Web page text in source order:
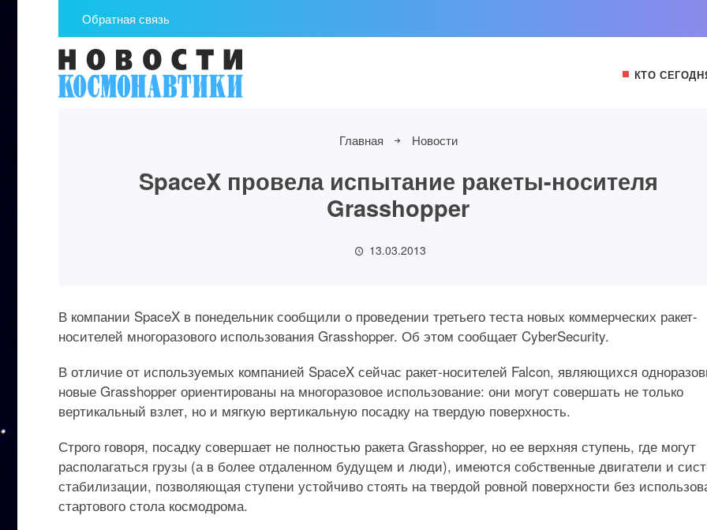
Обратная связь
КТО
Главная Новости
SpaceX провела испытание ракеты-носителя
Grasshopper
13.03.2013
В компании SpaceX в понедельник сообщили о проведении третьего теста новых коммерческих ракет-
носителей многоразового использования Grasshopper. Об этом сообщает CyberSecurity.
В отличие от используемых компанией SpaceX сейчас ракет-носителей Falcon, являющихся
новые Grasshopper ориентированы на многоразовое использование: они могут совершать не только
вертикальный взлет, но и мягкую вертикальную посадку на твердую поверхность.
Строго говоря, посадку совершает не полностью ракета Grasshopper, но ее верхняя ступень, где могут
располагаться грузы (а в более отдаленном будущем и люди), имеются собственные двигатели и
стабилизации, позволяющая ступени устойчиво стоять на твердой ровной поверхности без
стартового стола космодрома.